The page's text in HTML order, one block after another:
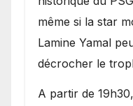
même si la star
Lamine Yamal
décrocher le
A partir de